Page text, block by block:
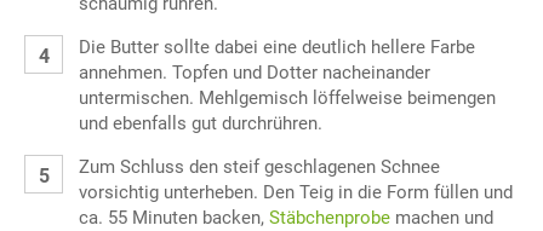
Die Butter sollte dabei eine deutlich hellere Farbe
annehmen. Topfen und Dotter nacheinander
untermischen. Mehlgemisch löffelweise beimengen
und ebenfalls gut durchrühren.
Zum Schluss den steif geschlagenen Schnee
vorsichtig unterheben. Den Teig in die Form füllen und
ca. 55 Minuten backen, Stäbchenprobe machen und